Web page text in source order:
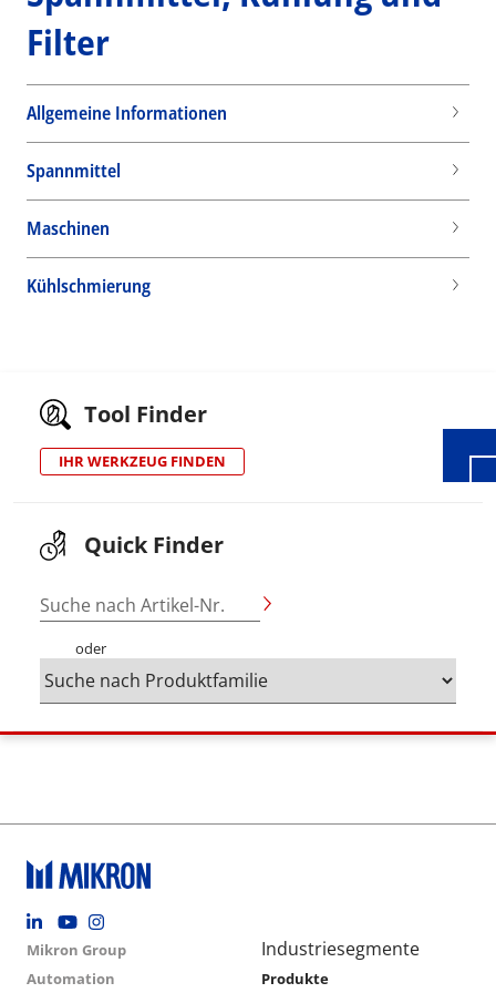
Filter
Allgemeine Informationen
Spannmittel
Maschinen
Kühlschmierung
Tool Finder
IHR WERKZEUG FINDEN
Quick Finder
Suche nach Artikel-Nr.
oder
Footer social
Group menu
Mikron Group
Automation
Main navigation
Industriesegmente
Produkte